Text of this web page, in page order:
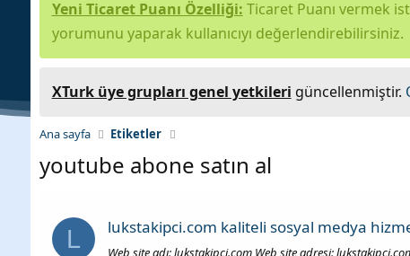
Yeni Ticaret Puanı Özelliği: Ticaret Puanı vermek
yorumunu yaparak kullanıcıyı değerlendirebilirsiniz.
XTurk üye grupları genel yetkileri güncellenmiştir.
Ana sayfa Etiketler
youtube abone satın al
L lukstakipci.com kaliteli sosyal medya
Web site adı: lukstakipci.com Web site adresi: